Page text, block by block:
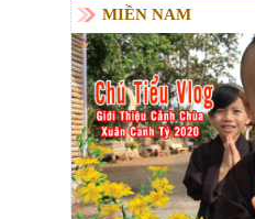
MIỀN NAM